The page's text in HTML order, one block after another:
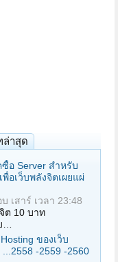
ล่าสุด
อ Server สำหรับ
อเว็บพลังจิตเผยแผ่
บ เสาร์ เวลา 23:48
ต 10 บาท
ของเว็บ
-2559 -2560